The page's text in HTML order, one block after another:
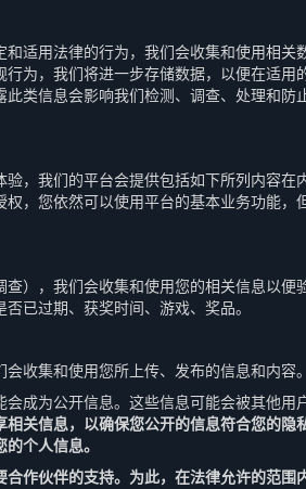
适用法律的行为，我们会收集和使用相关
为，我们将进一步存储数据，以便在适用
类信息会影响我们检测、调查、处理和防
，我们的平台会提供包括如下所列内容在
，您依然可以使用平台的基本业务功能，
），我们会收集和使用您的相关信息以便
已过期、获奖时间、游戏、奖品。
收集和使用您所上传、发布的信息和内容。
成为公开信息。这些信息可能会被其他用
关信息，以确保您公开的信息符合您的隐
个人信息。
作伙伴的支持。为此，在法律允许的范围